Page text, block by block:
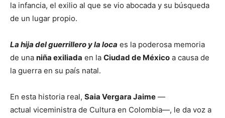
la infancia, el exilio al que se vio abocada y su búsqueda
de un lugar propio.
La hija del guerrillero y la loca es la poderosa memoria
de una niña exiliada en la Ciudad de México a causa de
la guerra en su país natal.
En esta historia real, Saia Vergara Jaime —
actual viceministra de Cultura en Colombia—, le da voz a